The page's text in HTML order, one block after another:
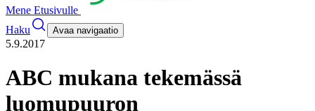
Mene Etusivulle
Haku
Avaa navigaatio
5.9.2017
ABC mukana tekemässä
luomupuuron